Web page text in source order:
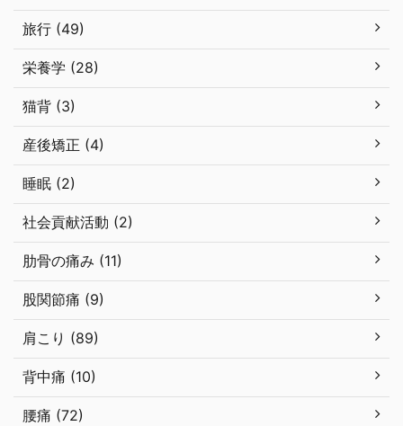
旅行 (49)
栄養学 (28)
猫背 (3)
産後矯正 (4)
睡眠 (2)
社会貢献活動 (2)
肋骨の痛み (11)
股関節痛 (9)
肩こり (89)
背中痛 (10)
腰痛 (72)